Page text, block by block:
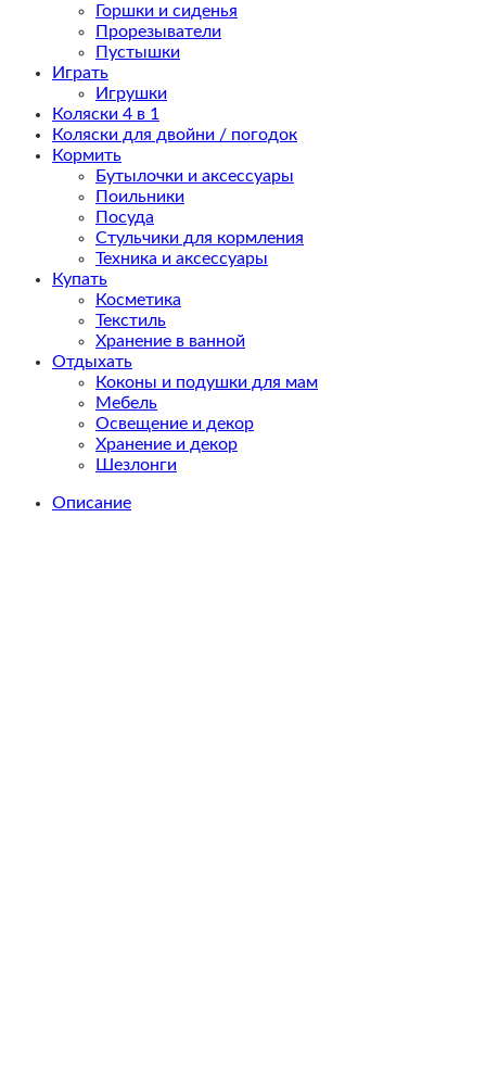
Горшки и сиденья
Прорезыватели
Пустышки
Играть
Игрушки
Коляски 4 в 1
Коляски для двойни / погодок
Кормить
Бутылочки и аксессуары
Поильники
Посуда
Стульчики для кормления
Техника и аксессуары
Купать
Косметика
Текстиль
Хранение в ванной
Отдыхать
Коконы и подушки для мам
Мебель
Освещение и декор
Хранение и декор
Шезлонги
Описание